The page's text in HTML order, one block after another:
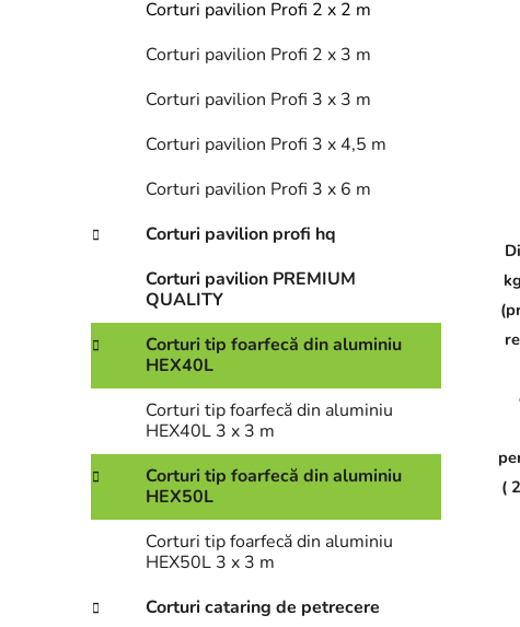
Corturi pavilion Profi 2 x 2 m
Corturi pavilion Profi 2 x 3 m
Corturi pavilion Profi 3 x 3 m
Corturi pavilion Profi 3 x 4,5 m
Corturi pavilion Profi 3 x 6 m
Corturi pavilion profi hq
Corturi pavilion PREMIUM
QUALITY
Corturi tip foarfecă din aluminiu
HEX40L
Corturi tip foarfecă din aluminiu
HEX40L 3 x 3 m
Corturi tip foarfecă din aluminiu
HEX50L
Corturi tip foarfecă din aluminiu
HEX50L 3 x 3 m
Corturi cataring de petrecere
(